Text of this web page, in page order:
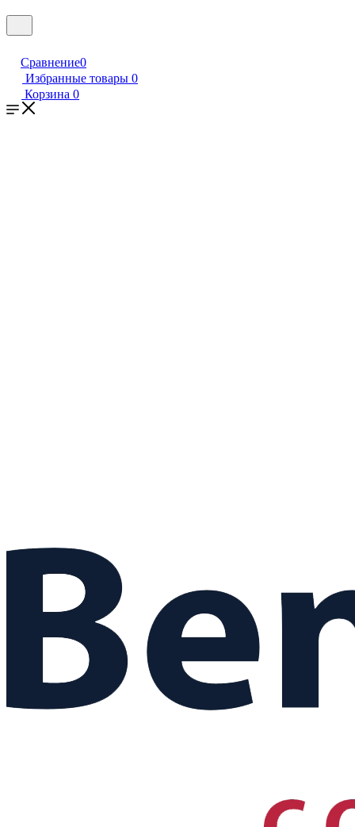
Сравнение0
Избранные товары 0
Корзина 0